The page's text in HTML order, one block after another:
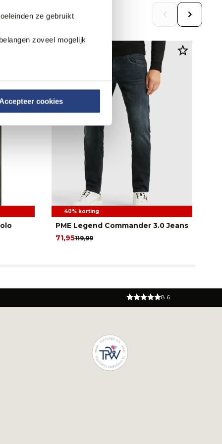
ze gebruikt
zoveel mogelijk
cookies
40% korting
PME Legend Commander 3.0 Jeans
119,99
71,95
8.6